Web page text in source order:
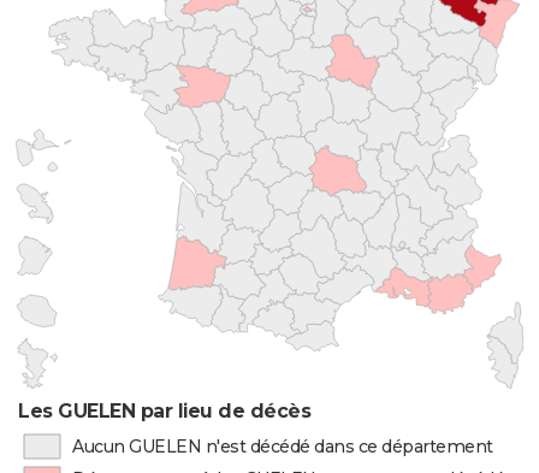
Les GUELEN par lieu de décès
Aucun GUELEN n'est décédé dans ce département